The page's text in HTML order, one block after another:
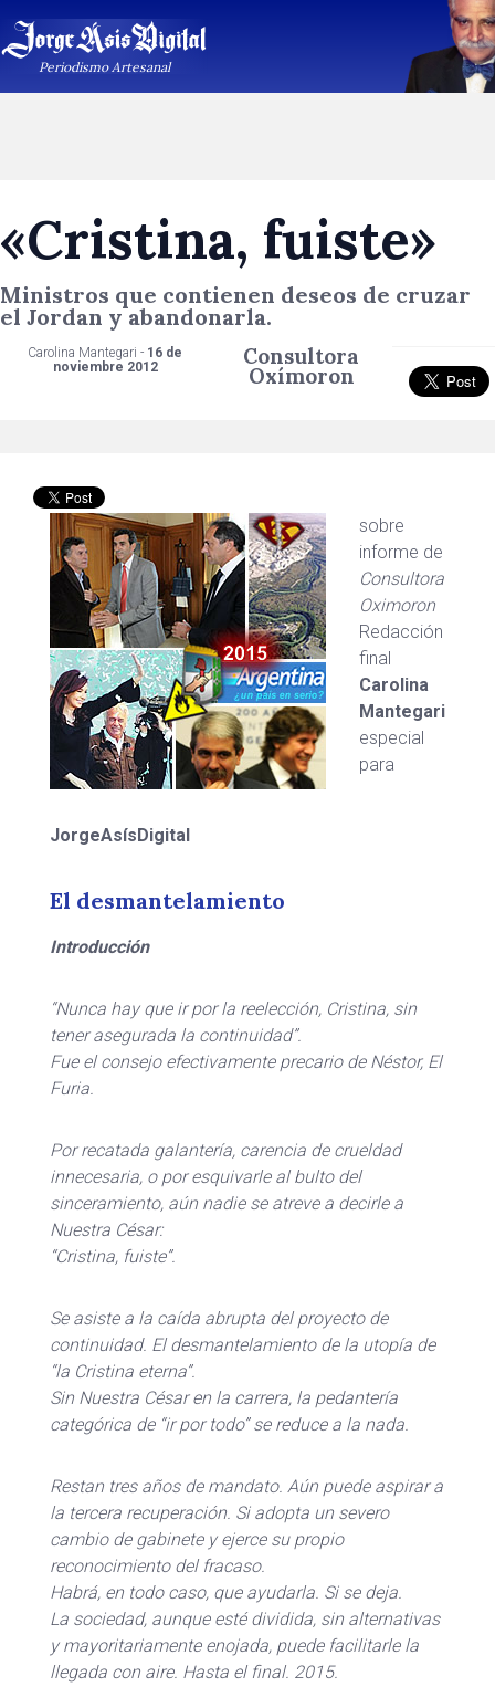
Periodismo Artesanal
«Cristina, fuiste»
Ministros que contienen deseos de cruzar
el Jordan y abandonarla.
Carolina Mantegari - 16 de
noviembre 2012
Consultora
Oxímoron
sobre
informe de
Consultora
Oximoron
Redacción
final
Carolina
Mantegari
especial
para
JorgeAsísDigital
El desmantelamiento
Introducción
“Nunca hay que ir por la reelección, Cristina, sin
tener asegurada la continuidad”.
Fue el consejo efectivamente precario de Néstor, El
Furia.
Por recatada galantería, carencia de crueldad
innecesaria, o por esquivarle al bulto del
sinceramiento, aún nadie se atreve a decirle a
Nuestra César:
“Cristina, fuiste”.
Se asiste a la caída abrupta del proyecto de
continuidad. El desmantelamiento de la utopía de
“la Cristina eterna”.
Sin Nuestra César en la carrera, la pedantería
categórica de “ir por todo” se reduce a la nada.
Restan tres años de mandato. Aún puede aspirar a
la tercera recuperación. Si adopta un severo
cambio de gabinete y ejerce su propio
reconocimiento del fracaso.
Habrá, en todo caso, que ayudarla. Si se deja.
La sociedad, aunque esté dividida, sin alternativas
y mayoritariamente enojada, puede facilitarle la
llegada con aire. Hasta el final. 2015.